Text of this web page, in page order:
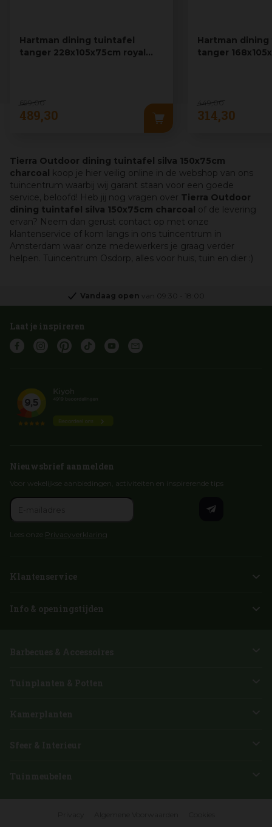
Hartman dining tuintafel
tanger 228x105x75cm royal
699 ,00
489,30
Hartman
tanger
449 ,00
314,30
Tierra Outdoor dining tuintafel silva 150x75cm
charcoal koop je hier veilig online in de webshop van ons
tuincentrum waarbij wij garant staan voor een goede
service, beloofd! Heb jij nog vragen over Tierra Outdoor
dining tuintafel silva 150x75cm charcoal of de levering
ervan? Neem dan gerust contact op met onze
klantenservice of kom langs in ons tuincentrum in
Amsterdam waar onze medewerkers je graag verder
helpen. Tuincentrum Osdorp, alles voor huis, tuin en dier :)
Vandaag open van 09:30 18:00
Laat je inspireren
Nieuwsbrief aanmelden
Voor wekelijkse aanbiedingen, activiteiten en inspirerende tips
Lees onze Privacyverklaring
Klantenservice
Info & openingstijden